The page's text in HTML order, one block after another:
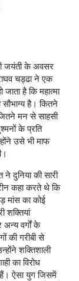
जयंती के अवसर
चड्ढा ने एक
है कि महात्मा
सौभाग्य है। कितने
मन से साहसी
के प्रति
उसे भी माफ
ने दुनिया की सारी
कहा करते थे कि
मांस का कोई
शक्तियां
अन्य वर्गों के
की गरीबी से
शक्तिशाली
का विरोध
ऐसा युग जिसमें